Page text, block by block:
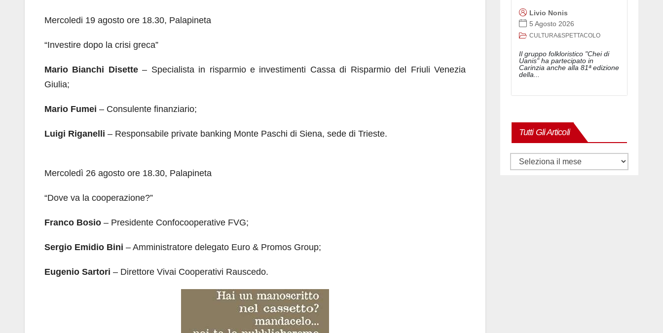
Mercoledi 19 agosto ore 18.30, Palapineta
“Investire dopo la crisi greca”
Mario Bianchi Disette– Specialista in risparmio e investimenti Cassa di Risparmio del Friuli Venezia
Giulia;
Mario Fumei – Consulente finanziario;
Luigi Riganelli – Responsabile private banking Monte Paschi di Siena, sede di Trieste.
Mercoledì 26 agosto ore 18.30, Palapineta
“Dove va la cooperazione?”
Franco Bosio – Presidente Confocooperative FVG;
Sergio Emidio Bini – Amministratore delegato Euro & Promos Group;
Eugenio Sartori – Direttore Vivai Cooperativi Rauscedo.
Livio Nonis
5 Agosto 2026
CULTURA&SPETTACOLO
Il gruppo folkloristico "Chei di
Uanis" ha partecipato in
Carinzia anche alla 81ª edizione
della...
Tutti Gli Articoli
Tutti